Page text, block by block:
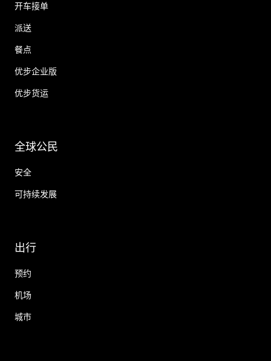
开车接单
派送
餐点
优步企业版
优步货运
全球公民
安全
可持续发展
出行
预约
机场
城市